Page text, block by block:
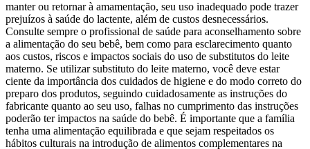
manter ou retornar à amamentação, seu uso inadequado pode trazer
prejuízos à saúde do lactente, além de custos desnecessários.
Consulte sempre o profissional de saúde para aconselhamento sobre
a alimentação do seu bebê, bem como para esclarecimento quanto
aos custos, riscos e impactos sociais do uso de substitutos do leite
materno. Se utilizar substituto do leite materno, você deve estar
ciente da importância dos cuidados de higiene e do modo correto do
preparo dos produtos, seguindo cuidadosamente as instruções do
fabricante quanto ao seu uso, falhas no cumprimento das instruções
poderão ter impactos na saúde do bebê. É importante que a família
tenha uma alimentação equilibrada e que sejam respeitados os
hábitos culturais na introdução de alimentos complementares na